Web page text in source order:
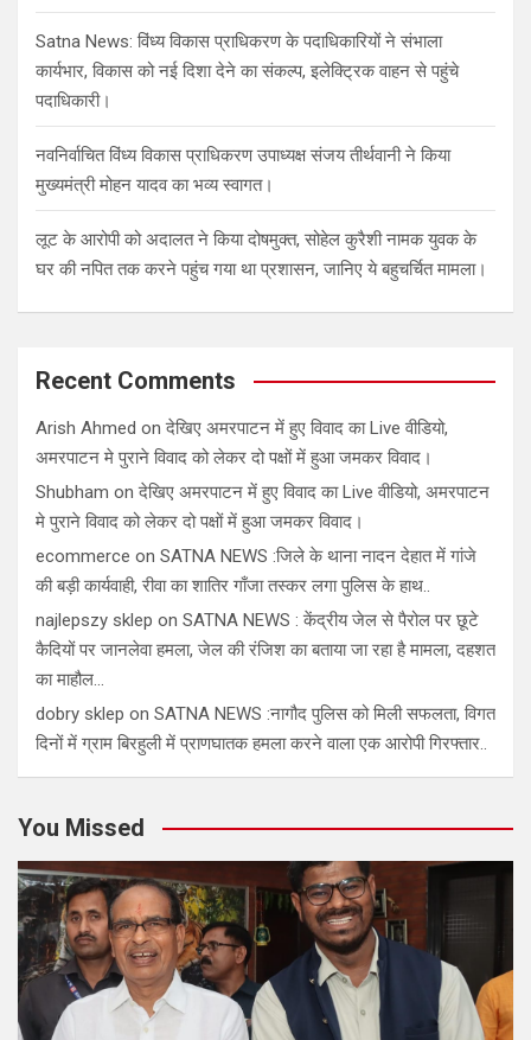
Satna News: विंध्य विकास प्राधिकरण के पदाधिकारियों ने संभाला
कार्यभार, विकास को नई दिशा देने का संकल्प, इलेक्ट्रिक वाहन से पहुंचे
पदाधिकारी।
नवनिर्वाचित विंध्य विकास प्राधिकरण उपाध्यक्ष संजय तीर्थवानी ने किया
मुख्यमंत्री मोहन यादव का भव्य स्वागत।
लूट के आरोपी को अदालत ने किया दोषमुक्त, सोहेल कुरैशी नामक युवक के
घर की नपित तक करने पहुंच गया था प्रशासन, जानिए ये बहुचर्चित मामला।
Recent Comments
Arish Ahmed onदेखिए अमरपाटन में हुए विवाद का Live वीडियो,
अमरपाटन मे पुराने विवाद को लेकर दो पक्षों में हुआ जमकर विवाद।
Shubham onदेखिए अमरपाटन में हुए विवाद का Live वीडियो, अमरपाटन
मे पुराने विवाद को लेकर दो पक्षों में हुआ जमकर विवाद।
ecommerce on SATNA NEWS :जिले के थाना नादन देहात में गांजे
की बड़ी कार्यवाही, रीवा का शातिर गाँजा तस्कर लगा पुलिस के हाथ..
najlepszy sklep on SATNA NEWS : केंद्रीय जेल से पैरोल पर छूटे
कैदियों पर जानलेवा हमला, जेल की रंजिश का बताया जा रहा है मामला, दहशत
का माहौल…
dobry sklep on SATNA NEWS :नागौद पुलिस को मिली सफलता, विगत
दिनों में ग्राम बिरहुली में प्राणघातक हमला करने वाला एक आरोपी गिरफ्तार..
You Missed